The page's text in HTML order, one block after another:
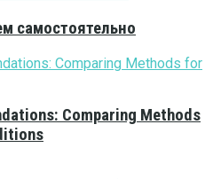
самостоятельно
Comparing Methods